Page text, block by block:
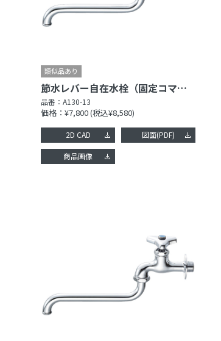
節水レバー自在水栓（固定コマ仕様）［共用形］
品番：A130-13
価格：¥7,800(税込¥8,580)
2D CAD 図面(PDF)
商品画像